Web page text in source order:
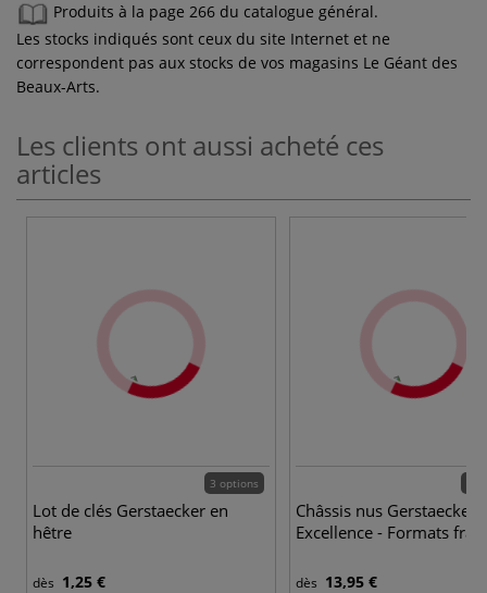
Produits à la page 266 du catalogue général.
Les stocks indiqués sont ceux du site Internet et ne
correspondent pas aux stocks de vos magasins Le Géant des
Beaux-Arts.
Les clients ont aussi acheté ces
articles
3 options
Lot de clés Gerstaecker en
hêtre
dès 1,25 €
Châssis nus Gerstaecker
Excellence - Formats
dès 13,95 €